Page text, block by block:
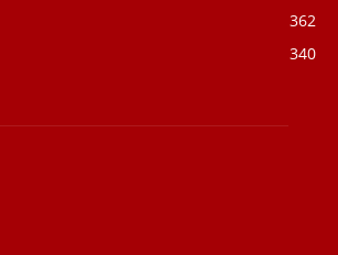
362
340